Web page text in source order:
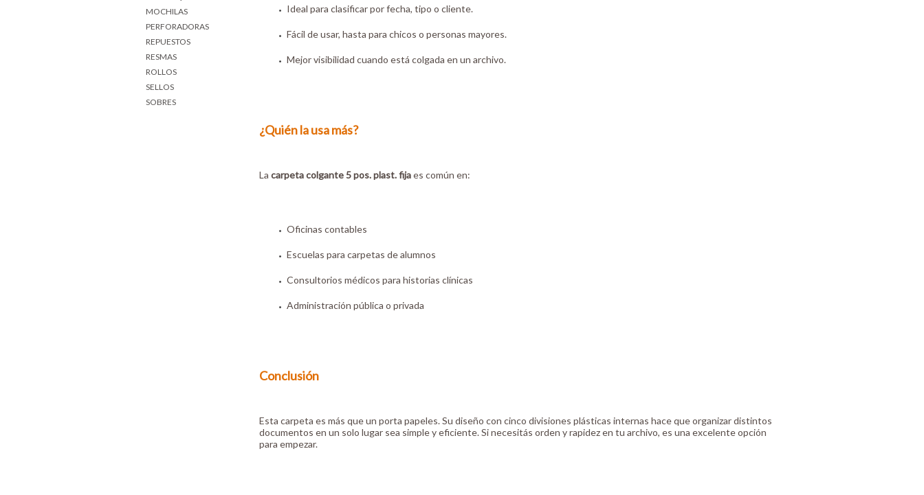
MOCHILAS
PERFORADORAS
REPUESTOS
RESMAS
ROLLOS
SELLOS
SOBRES
Ideal para clasificar por fecha, tipo o cliente.
Fácil de usar, hasta para chicos o personas mayores.
Mejor visibilidad cuando está colgada en un archivo.
¿Quién la usa más?
La carpeta colgante 5 pos. plast. fijaes común en:
Oficinas contables
Escuelas para carpetas de alumnos
Consultorios médicos para historias clínicas
Administración pública o privada
Conclusión
Esta carpeta es más que un porta papeles. Su diseño con cinco divisiones plásticas internas hace que organizar distintos
documentos en un solo lugar sea simple y eficiente. Si necesitás orden y rapidez en tu archivo, es una excelente opción
para empezar.